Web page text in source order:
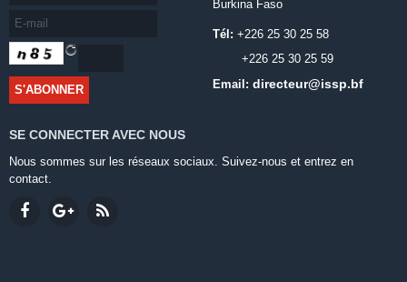
Burkina Faso
Tél: +226 25 30 25 58
+226 25 30 25 59
Email: directeur@issp.bf
SE CONNECTER AVEC NOUS
Nous sommes sur les réseaux sociaux. Suivez-nous et entrez en
contact.